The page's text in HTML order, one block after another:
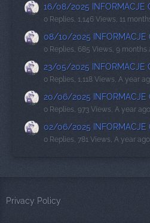
16/08/2025 INFORMACJE
0 Replies, 1,146 Views, 11
08/10/2025 INFORMACJE
0 Replies, 685 Views, 9 months
23/05/2025 INFORMACJE
0 Replies, 1,118 Views, A year
20/06/2025 INFORMACJE
0 Replies, 973 Views, A year ago
02/06/2025 INFORMACJE
0 Replies, 781 Views, A year ago
Privacy Policy